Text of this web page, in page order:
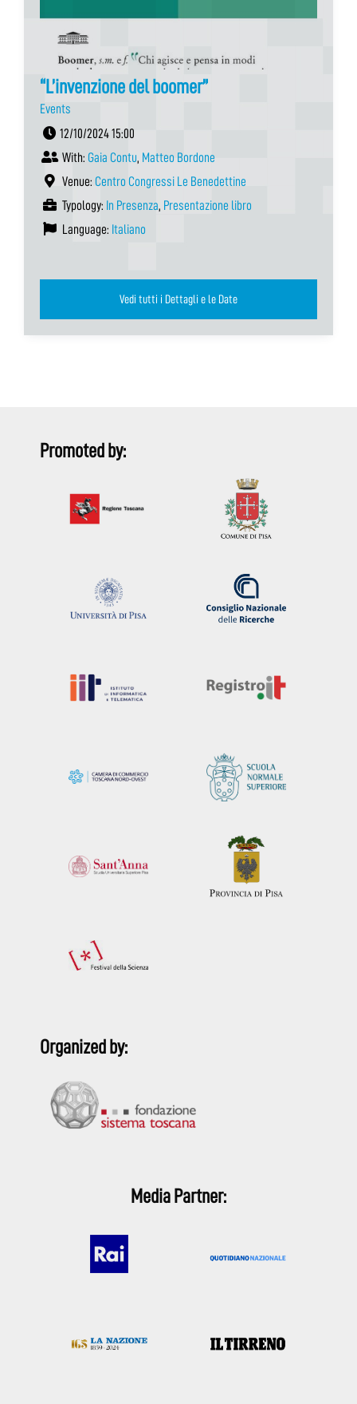
“L’invenzione del boomer”
Events
12/10/2024 15:00
With: Gaia Contu, Matteo Bordone
Venue: Centro Congressi Le Benedettine
Typology: In Presenza, Presentazione libro
Language: Italiano
Vedi tutti i Dettagli e le Date
Promoted by:
Organized by:
Media Partner: